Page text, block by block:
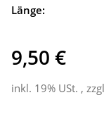
Länge:
9,50 €
inkl. 19% USt. ,